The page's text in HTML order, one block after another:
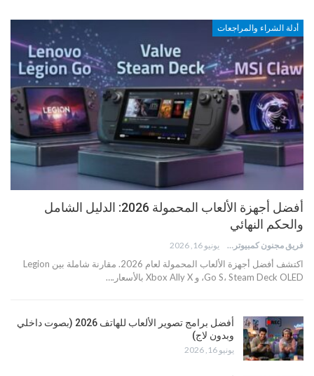
أدلة الشراء والمراجعات
أفضل أجهزة الألعاب المحمولة 2026: الدليل الشامل
والحكم النهائي
فريق مجنون كمبيوتر يونيو 16, 2026
اكتشف أفضل أجهزة الألعاب المحمولة لعام 2026. مقارنة شاملة بين Legion
Go S، Steam Deck OLED، و Xbox Ally X بالأسعار.…
أفضل برامج تصوير الألعاب للهاتف 2026 (بصوت داخلي
وبدون لاج)
يونيو 16, 2026